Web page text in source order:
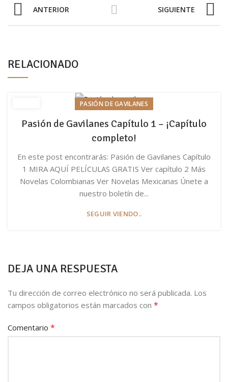
ANTERIOR SIGUIENTE
RELACIONADO
PASIÓN DE GAVILANES
Pasión de Gavilanes Capítulo 1 – ¡Capítulo
completo!
En este post encontrarás: Pasión de Gavilanes Capítulo
1 MIRA AQUÍ PELÍCULAS GRATIS Ver capítulo 2 Más
Novelas Colombianas Ver Novelas Mexicanas Únete a
nuestro boletín de...
SEGUIR VIENDO..
DEJA UNA RESPUESTA
Tu dirección de correo electrónico no será publicada. Los
campos obligatorios están marcados con *
Comentario *